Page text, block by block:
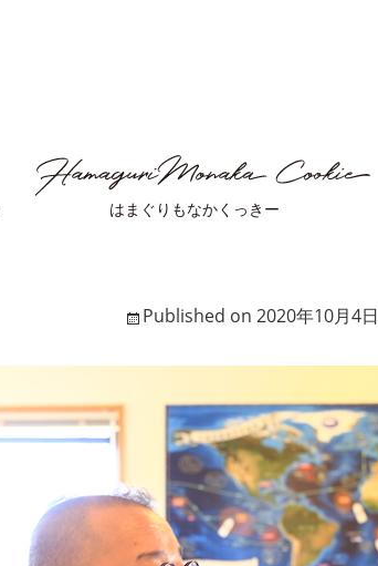
はまぐりもなかくっきー
Published on 2020年10月4日